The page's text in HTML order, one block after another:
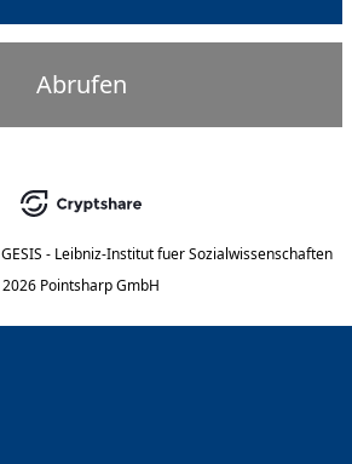
Abrufen
GESIS - Leibniz-Institut fuer Sozialwissenschaften
2026 Pointsharp GmbH